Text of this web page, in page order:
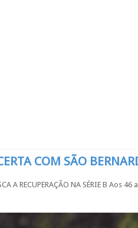
COM SÃO
A RECUPERAÇÃO NA SÉRIE B